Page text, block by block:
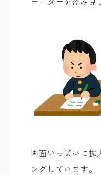
画面いっぱいに拡
ングしています。